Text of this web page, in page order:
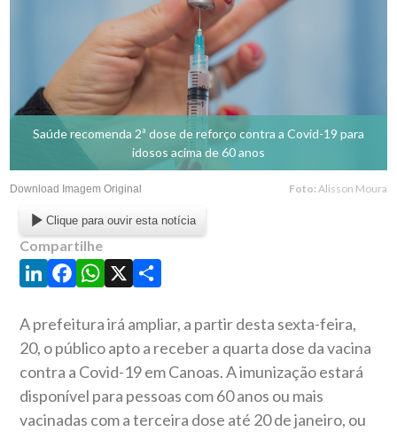
Saúde recomenda 2ª dose de reforço contra a Covid-19 para
idosos acima de 60 anos
Download Imagem Original Foto: Alisson Moura
Clique para ouvir esta notícia
Compartilhe
LinkedIn
Facebook
WhatsApp
X Share
A prefeitura irá ampliar, a partir desta sexta-feira,
20, o público apto a receber a quarta dose da vacina
contra a Covid-19 em Canoas. A imunização estará
disponível para pessoas com 60 anos ou mais
vacinadas com a terceira dose até 20 de janeiro, ou